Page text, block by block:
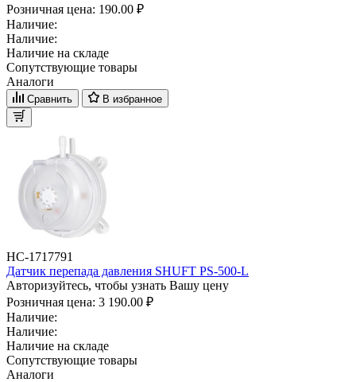
Розничная цена: 190.00 ₽
Наличие:
Наличие:
Наличие на складе
Сопутствующие товары
Аналоги
Сравнить В избранное
НС-1717791
Датчик перепада давления SHUFT PS-500-L
Авторизуйтесь, чтобы узнать Вашу цену
Розничная цена: 3 190.00 ₽
Наличие:
Наличие:
Наличие на складе
Сопутствующие товары
Аналоги